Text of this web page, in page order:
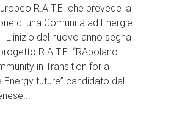
R.A.T.E. che prevede la
di una Comunità ad Energie
L’inizio del nuovo anno segna
R.A.T.E. “RApolano
in Transition for a
Energy future” candidato dal